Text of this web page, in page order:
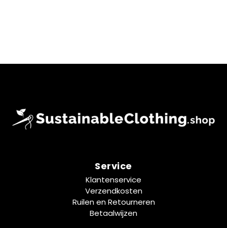
Service
Klantenservice
Verzendkosten
Ruilen en Retourneren
Betaalwijzen